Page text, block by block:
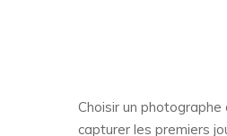
Choisir un
capturer les premiers